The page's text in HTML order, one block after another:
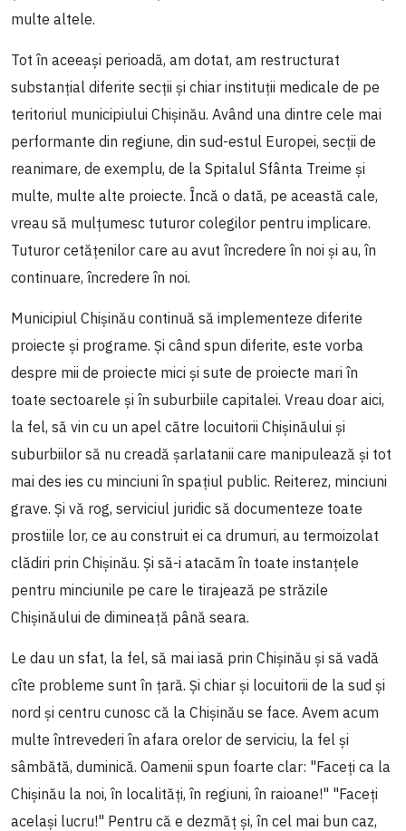
multe altele.
Tot în aceeași perioadă, am dotat, am restructurat
substanțial diferite secții și chiar instituții medicale de pe
teritoriul municipiului Chișinău. Având una dintre cele mai
performante din regiune, din sud-estul Europei, secții de
reanimare, de exemplu, de la Spitalul Sfânta Treime și
multe, multe alte proiecte. Încă o dată, pe această cale,
vreau să mulțumesc tuturor colegilor pentru implicare.
Tuturor cetățenilor care au avut încredere în noi și au, în
continuare, încredere în noi.
Municipiul Chișinău continuă să implementeze diferite
proiecte și programe. Și când spun diferite, este vorba
despre mii de proiecte mici și sute de proiecte mari în
toate sectoarele și în suburbiile capitalei. Vreau doar aici,
la fel, să vin cu un apel către locuitorii Chișinăului și
suburbiilor să nu creadă șarlatanii care manipulează și tot
mai des ies cu minciuni în spațiul public. Reiterez, minciuni
grave. Și vă rog, serviciul juridic să documenteze toate
prostiile lor, ce au construit ei ca drumuri, au termoizolat
clădiri prin Chișinău. Și să-i atacăm în toate instanțele
pentru minciunile pe care le tirajează pe străzile
Chișinăului de dimineață până seara.
Le dau un sfat, la fel, să mai iasă prin Chișinău și să vadă
cîte probleme sunt în țară. Și chiar și locuitorii de la sud și
nord și centru cunosc că la Chișinău se face. Avem acum
multe întrevederi în afara orelor de serviciu, la fel și
sâmbătă, duminică. Oamenii spun foarte clar: "Faceți ca la
Chișinău la noi, în localități, în regiuni, în raioane!" "Faceți
același lucru!" Pentru că e dezmăț și, în cel mai bun caz,